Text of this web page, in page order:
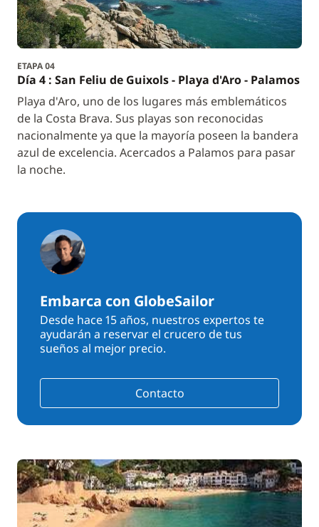
ETAPA 04
Día 4 : San Feliu de Guixols - Playa d'Aro - Palamos
Playa d'Aro, uno de los lugares más emblemáticos
de la Costa Brava. Sus playas son reconocidas
nacionalmente ya que la mayoría poseen la bandera
azul de excelencia. Acercados a Palamos para pasar
la noche.
Embarca con GlobeSailor
Desde hace 15 años, nuestros expertos te
ayudarán a reservar el crucero de tus
sueños al mejor precio.
Contacto